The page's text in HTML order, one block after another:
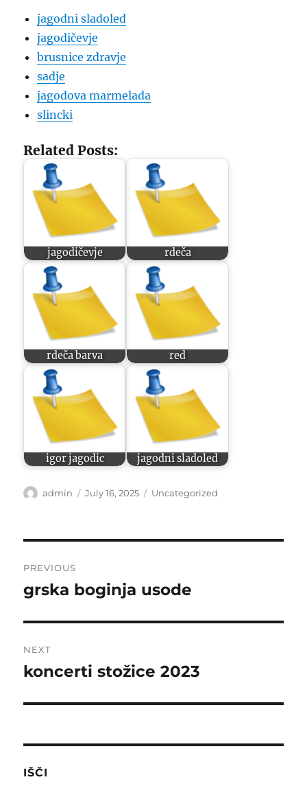
jagodni sladoled
jagodičevje
brusnice zdravje
sadje
jagodova marmelada
slincki
Related Posts:
jagodičevje rdeča
rdeča barva red
igor jagodic jagodni sladoled
Author
admin
Posted
July 16, 2025 Categories
Uncategorized
navigation
PREVIOUS
Previous
grska boginja usode
NEXT
Next
koncerti stožice 2023
IŠČI